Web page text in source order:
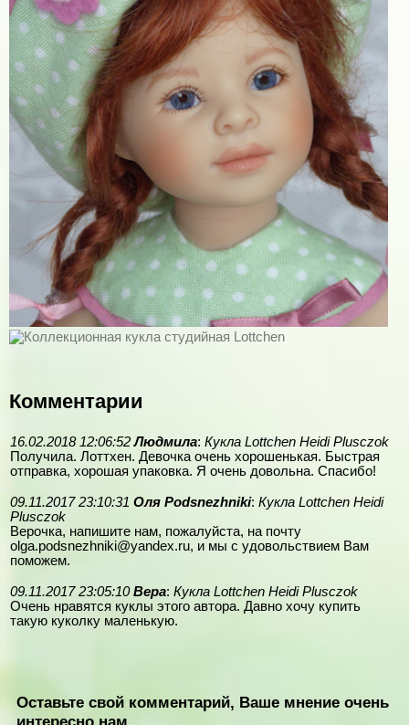
Комментарии
16.02.2018 12:06:52 Людмила: Кукла Lottchen Heidi Plusczok
Получила. Лоттхен. Девочка очень хорошенькая. Быстрая
отправка, хорошая упаковка. Я очень довольна. Спасибо!
09.11.2017 23:10:31 Оля Podsnezhniki: Кукла Lottchen Heidi
Plusczok
Верочка, напишите нам, пожалуйста, на почту
olga.podsnezhniki@yandex.ru, и мы с удовольствием Вам
поможем.
09.11.2017 23:05:10 Вера: Кукла Lottchen Heidi Plusczok
Очень нравятся куклы этого автора. Давно хочу купить
такую куколку маленькую.
Оставьте свой комментарий, Ваше мнение очень
интересно нам.